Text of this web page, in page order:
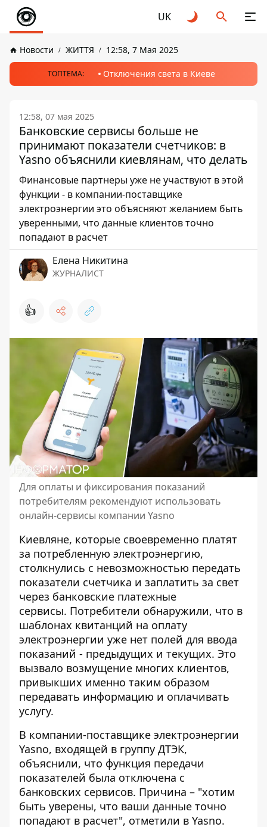
UK
Новости ЖИТТЯ 12:58, 7 Мая 2025
ТОПТЕМА: Отключения света в Киеве
12:58, 07 мая 2025
Банковские сервисы больше не
принимают показатели счетчиков: в
Yasno объяснили киевлянам, что делать
Финансовые партнеры уже не участвуют в этой
функции - в компании-поставщике
электроэнергии это объясняют желанием быть
уверенными, что данные клиентов точно
попадают в расчет
Елена Никитина
ЖУРНАЛИСТ
👍
Для оплаты и фиксирования показаний
потребителям рекомендуют использовать
онлайн-сервисы компании Yasno
Киевляне, которые своевременно платят
за потребленную электроэнергию,
столкнулись с невозможностью передать
показатели счетчика и заплатить за свет
через банковские платежные
сервисы. Потребители обнаружили, что в
шаблонах квитанций на оплату
электроэнергии уже нет полей для ввода
показаний - предыдущих и текущих. Это
вызвало возмущение многих клиентов,
привыкших именно таким образом
передавать информацию и оплачивать
услугу.
В компании-поставщике электроэнергии
Yasno, входящей в группу ДТЭК,
объяснили, что функция передачи
показателей была отключена с
банковских сервисов. Причина – "хотим
быть уверены, что ваши данные точно
попадают в расчет", отметили в Yasno.